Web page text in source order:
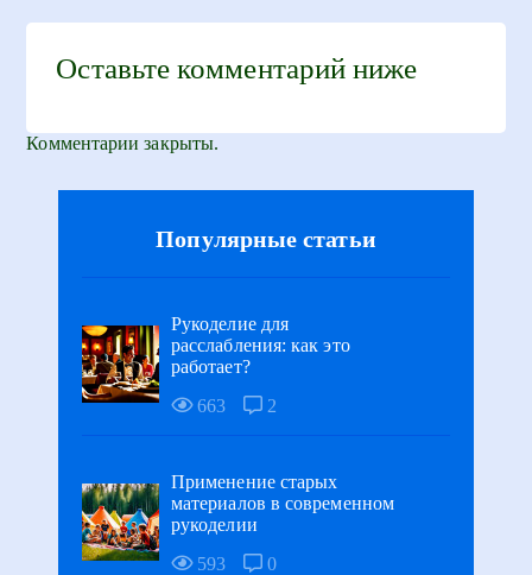
Оставьте комментарий ниже
Комментарии закрыты.
Популярные статьи
Рукоделие для
расслабления: как это
работает?
663
2
Применение старых
материалов в современном
рукоделии
593
0